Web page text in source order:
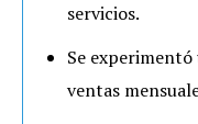
servicios.
Se
ventas